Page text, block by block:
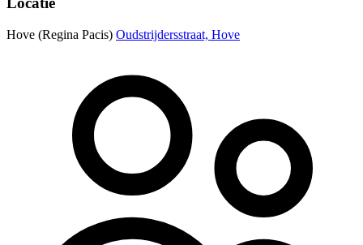
Hove (Regina Pacis) Oudstrijdersstraat, Hove